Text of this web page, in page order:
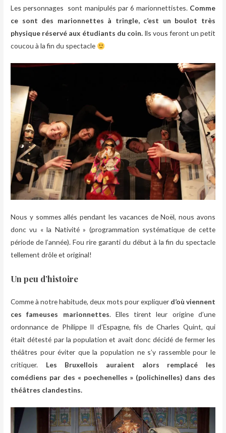
Les personnages sont manipulés par 6 marionnettistes. Comme
ce sont des marionnettes à tringle, c’est un boulot très
physique réservé aux étudiants du coin. Ils vous feront un petit
coucou à la fin du spectacle
Nous y sommes allés pendant les vacances de Noël, nous avons
donc vu « la Nativité » (programmation systématique de cette
période de l’année). Fou rire garanti du début à la fin du spectacle
tellement drôle et original!
Un peu d’histoire
Comme à notre habitude, deux mots pour expliquer d’où viennent
ces fameuses marionnettes. Elles tirent leur origine d’une
ordonnance de Philippe II d’Espagne, fils de Charles Quint, qui
était détesté par la population et avait donc décidé de fermer les
théâtres pour éviter que la population ne s’y rassemble pour le
critiquer. Les Bruxellois auraient alors remplacé les
comédiens par des « poechenelles » (polichinelles) dans des
théâtres clandestins.